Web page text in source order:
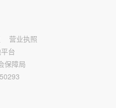
营业执照
台
保障局